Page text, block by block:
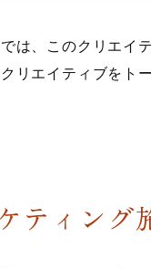
は、このクリエイ
リエイティブをト
ティング